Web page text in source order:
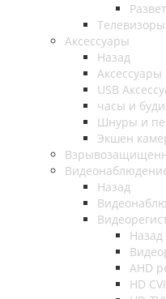
Аксессуары
Назад
Аксессуары
USB
часы и
Шнуры и
Экшен
Назад
Назад
AHD
HD